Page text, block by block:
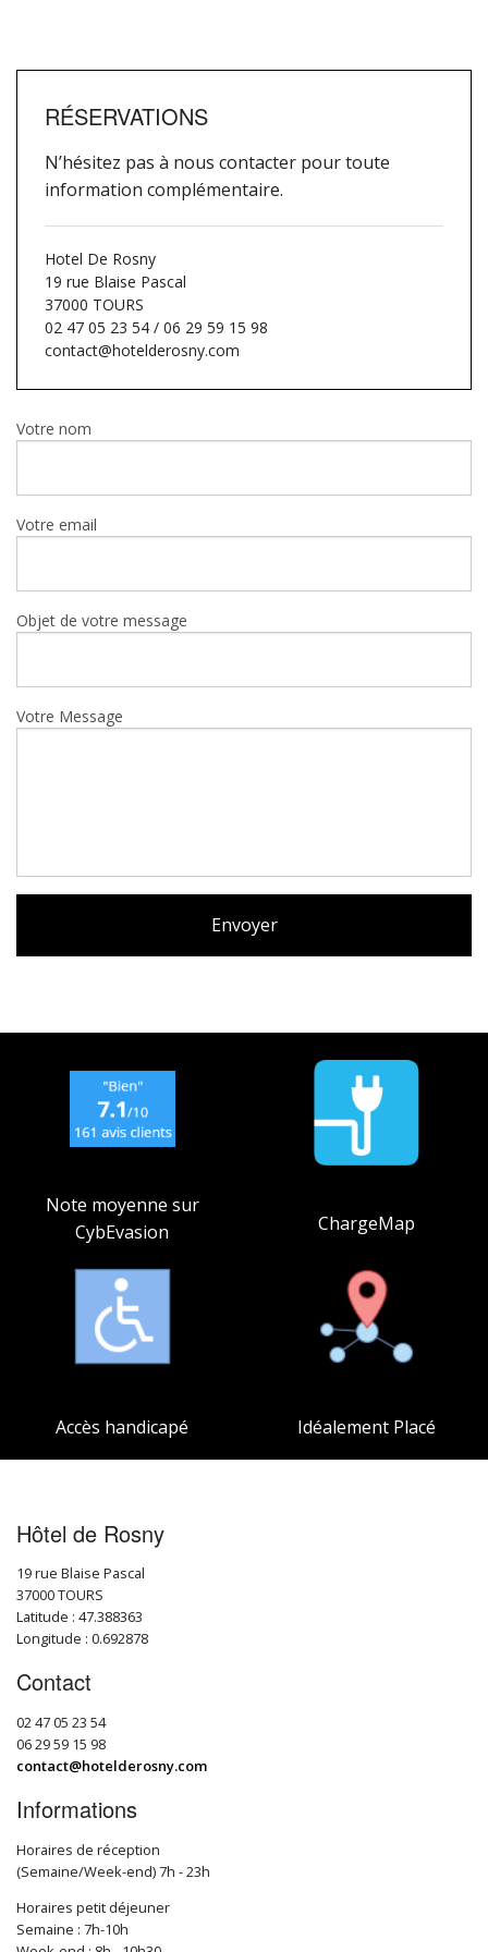
RÉSERVATIONS
N’hésitez pas à nous contacter pour toute
information complémentaire.
Hotel De Rosny
19 rue Blaise Pascal
37000 TOURS
02 47 05 23 54 / 06 29 59 15 98
contact@hotelderosny.com
Votre nom
Votre email
Objet de votre message
Votre Message
Envoyer
Note moyenne sur
CybEvasion
ChargeMap
Accès handicapé Idéalement Placé
Hôtel de Rosny
19 rue Blaise Pascal
37000 TOURS
Latitude : 47.388363
Longitude : 0.692878
Contact
02 47 05 23 54
06 29 59 15 98
contact@hotelderosny.com
Informations
Horaires de réception
(Semaine/Week-end) 7h - 23h
Horaires petit déjeuner
Semaine : 7h-10h